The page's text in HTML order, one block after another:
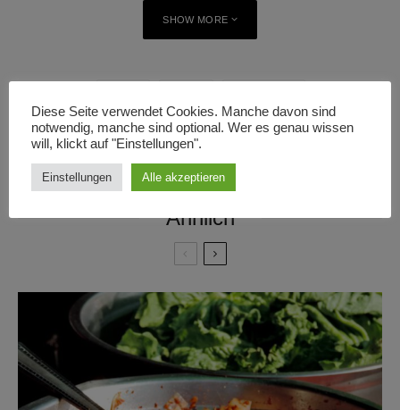
SHOW MORE
SCHLAGWÖRTER PETITION RECHTE DER NATUR
Ähnlich
Diese Seite verwendet Cookies. Manche davon sind
notwendig, manche sind optional. Wer es genau wissen
will, klickt auf "Einstellungen".
Einstellungen Alle akzeptieren